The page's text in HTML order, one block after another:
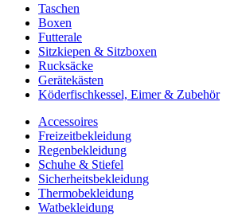
Taschen
Boxen
Futterale
Sitzkiepen & Sitzboxen
Rucksäcke
Gerätekästen
Köderfischkessel, Eimer & Zubehör
Accessoires
Freizeitbekleidung
Regenbekleidung
Schuhe & Stiefel
Sicherheitsbekleidung
Thermobekleidung
Watbekleidung